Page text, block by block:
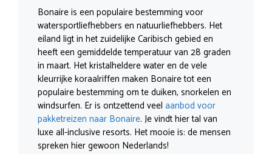
Bonaire is een populaire bestemming voor
watersportliefhebbers en natuurliefhebbers. Het
eiland ligt in het zuidelijke Caribisch gebied en
heeft een gemiddelde temperatuur van 28 graden
in maart. Het kristalheldere water en de vele
kleurrijke koraalriffen maken Bonaire tot een
populaire bestemming om te duiken, snorkelen en
windsurfen. Er is ontzettend veel aanbod voor
pakketreizen naar Bonaire. Je vindt hier tal van
luxe all-inclusive resorts. Het mooie is: de mensen
spreken hier gewoon Nederlands!